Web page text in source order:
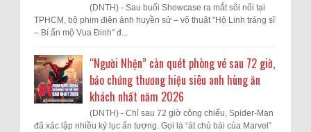
(DNTH) - Sau buổi Showcase ra mắt sôi nổi tại
TPHCM, bộ phim điện ảnh huyền sử – võ thuật "Hộ Linh tráng sĩ
– Bí ẩn mộ Vua Đinh" đ...
“Người Nhện” càn quét phòng vé sau 72 giờ,
bảo chứng thương hiệu siêu anh hùng ăn
khách nhất năm 2026
(DNTH) - Chỉ sau 72 giờ công chiếu, Spider-Man
đã xác lập nhiều kỷ lục ấn tượng. Gọi là “át chủ bài của Marvel”